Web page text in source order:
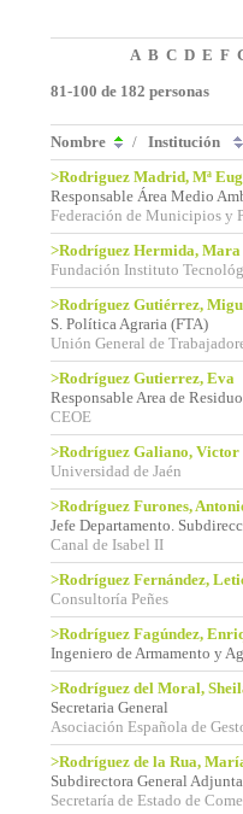
A B C D E F
81-100 de 182 personas
Nombre / Institución
>Rodriguez Madrid, Mª
Responsable Área Medio
Federación de Municipios y
>Rodríguez Hermida, Mara
Fundación Instituto
>Rodríguez Gutiérrez,
S. Política Agraria (FTA)
Unión General de
>Rodríguez Gutierrez, Eva
Responsable Area de
CEOE
>Rodríguez Galiano, Victor
Universidad de Jaén
>Rodríguez Furones,
Jefe Departamento.
Canal de Isabel II
>Rodríguez Fernández,
Consultoría Peñes
>Rodríguez Fagúndez,
Ingeniero de Armamento y
>Rodríguez del Moral,
Secretaria General
Asociación Española de
>Rodríguez de la Rua,
Subdirectora General
Secretaría de Estado de